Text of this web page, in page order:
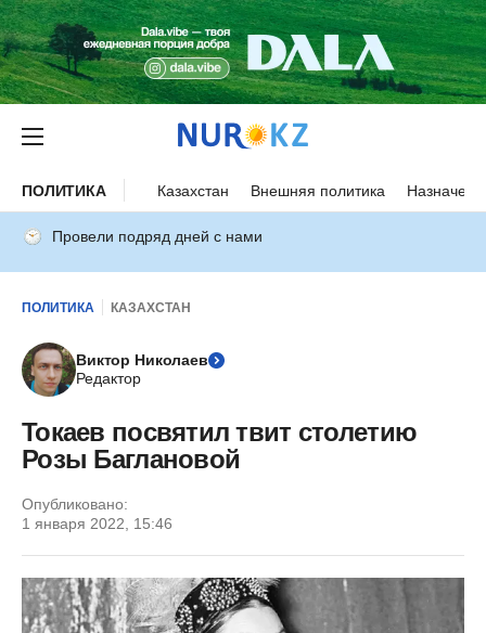
ПОЛИТИКА Казахстан Внешняя политика
Провели подряд дней с нами
ПОЛИТИКА КАЗАХСТАН
Виктор Николаев
Редактор
Токаев посвятил твит столетию
Розы Баглановой
Опубликовано:
1 января 2022, 15:46